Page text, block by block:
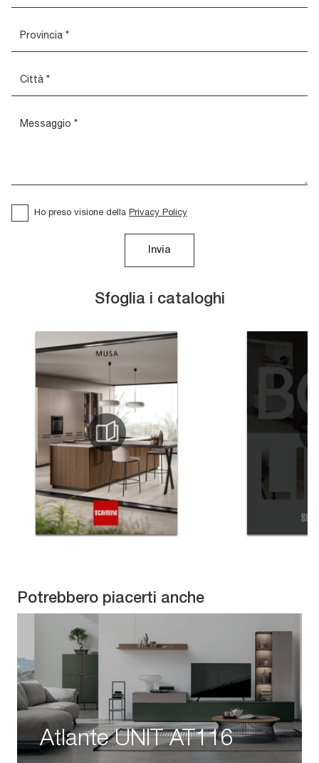
Sfoglia i cataloghi
Ho preso visione della Privacy Policy
Invia
Potrebbero piacerti anche
Atlante UNIT AT116